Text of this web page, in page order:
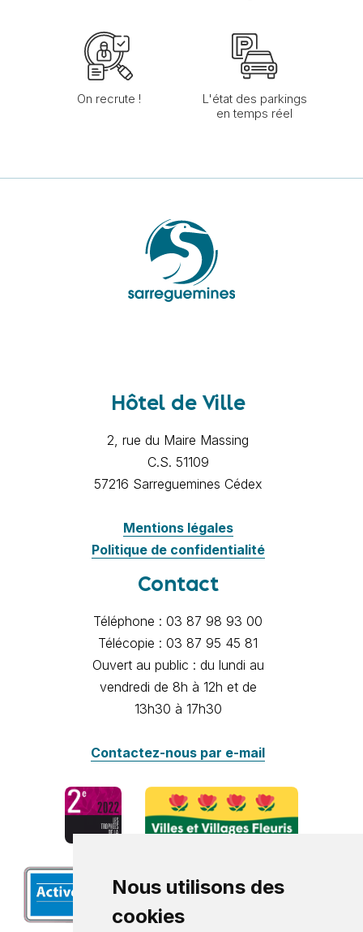
Nous utilisons des
cookies
On recrute !
L'état des parkings
en temps réel
Hôtel de Ville
2, rue du Maire Massing
C.S. 51109
57216 Sarreguemines Cédex
Mentions légales
Politique de confidentialité
Contact
Téléphone : 03 87 98 93 00
Télécopie : 03 87 95 45 81
Ouvert au public : du lundi au
vendredi de 8h à 12h et de
13h30 à 17h30
Contactez-nous par e-mail